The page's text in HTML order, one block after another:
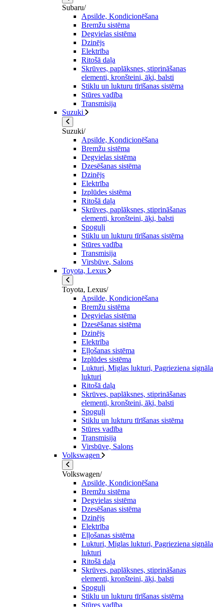
Subaru/
Apsilde, Kondicionēšana
Bremžu sistēma
Degvielas sistēma
Dzinējs
Elektrība
Ritošā daļa
Skrūves, paplāksnes, stiprināšanas
elementi, kronšteini, āķi, balsti
Stiklu un lukturu tīrīšanas sistēma
Stūres vadība
Transmisija
Suzuki
Suzuki/
Apsilde, Kondicionēšana
Bremžu sistēma
Degvielas sistēma
Dzesēšanas sistēma
Dzinējs
Elektrība
Izplūdes sistēma
Ritošā daļa
Skrūves, paplāksnes, stiprināšanas
elementi, kronšteini, āķi, balsti
Spoguļi
Stiklu un lukturu tīrīšanas sistēma
Stūres vadība
Transmisija
Virsbūve, Salons
Toyota, Lexus
Toyota, Lexus/
Apsilde, Kondicionēšana
Bremžu sistēma
Degvielas sistēma
Dzesēšanas sistēma
Dzinējs
Elektrība
Eļļošanas sistēma
Izplūdes sistēma
Lukturi, Miglas lukturi, Pagrieziena signāla
lukturi
Ritošā daļa
Skrūves, paplāksnes, stiprināšanas
elementi, kronšteini, āķi, balsti
Spoguļi
Stiklu un lukturu tīrīšanas sistēma
Stūres vadība
Transmisija
Virsbūve, Salons
Volkswagen
Volkswagen/
Apsilde, Kondicionēšana
Bremžu sistēma
Degvielas sistēma
Dzesēšanas sistēma
Dzinējs
Elektrība
Eļļošanas sistēma
Lukturi, Miglas lukturi, Pagrieziena signāla
lukturi
Ritošā daļa
Skrūves, paplāksnes, stiprināšanas
elementi, kronšteini, āķi, balsti
Spoguļi
Stiklu un lukturu tīrīšanas sistēma
Stūres vadība